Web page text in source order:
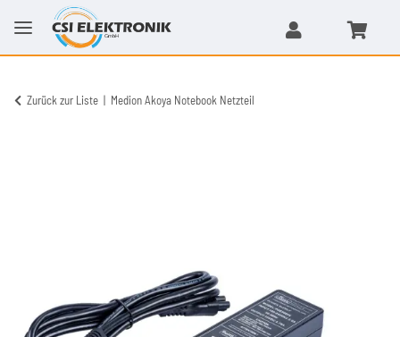
Zurück zur Liste Medion Akoya Notebook Netzteil